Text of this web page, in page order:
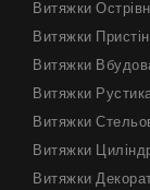
Витяжки
Витяжки
Витяжки
Витяжки
Витяжки
Витяжки
Витяжки